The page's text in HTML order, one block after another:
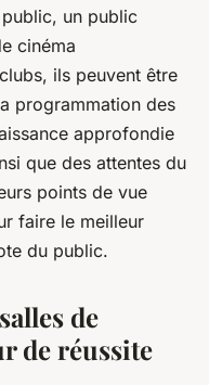
public, un public
cinéma
ils peuvent être
programmation des
approfondie
que des attentes du
points de vue
faire le meilleur
du public.
de
de réussite